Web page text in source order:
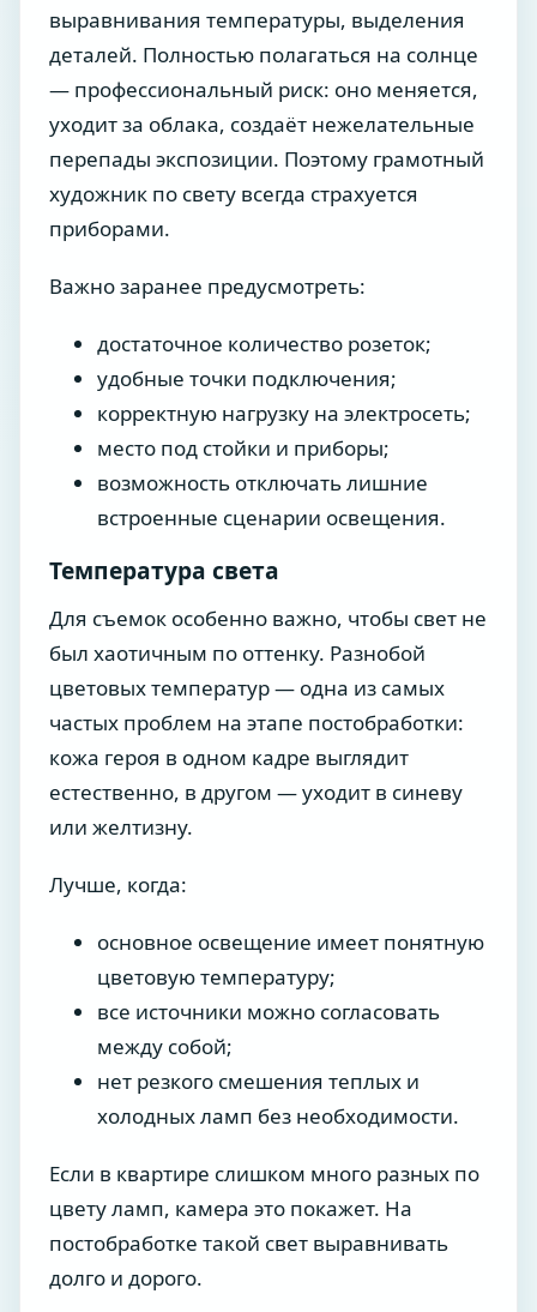
выравнивания температуры, выделения
деталей. Полностью полагаться на солнце
— профессиональный риск: оно меняется,
уходит за облака, создаёт нежелательные
перепады экспозиции. Поэтому грамотный
художник по свету всегда страхуется
приборами.
Важно заранее предусмотреть:
достаточное количество розеток;
удобные точки подключения;
корректную нагрузку на электросеть;
место под стойки и приборы;
возможность отключать лишние
встроенные сценарии освещения.
Температура света
Для съемок особенно важно, чтобы свет не
был хаотичным по оттенку. Разнобой
цветовых температур — одна из самых
частых проблем на этапе постобработки:
кожа героя в одном кадре выглядит
естественно, в другом — уходит в синеву
или желтизну.
Лучше, когда:
основное освещение имеет понятную
цветовую температуру;
все источники можно согласовать
между собой;
нет резкого смешения теплых и
холодных ламп без необходимости.
Если в квартире слишком много разных по
цвету ламп, камера это покажет. На
постобработке такой свет выравнивать
долго и дорого.